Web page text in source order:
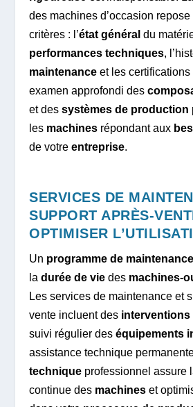
des machines d’occasion
critères : l’état général du
performances techniques,
maintenance et les
examen approfondi des
et dessystèmes de production
les machines répondant aux
de votreentreprise.
SERVICES DE
SUPPORT APRÈS-
OPTIMISER
Un programme de maintenance
ladurée de vie des machines-
Les services de maintenance et
vente incluent des
suivi régulier deséquipements
assistance technique
technique professionnel assure
continue des machines et